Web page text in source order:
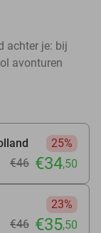
achter je: bij
avonturen
25%
€46 €34,50
23%
€46 €35,50